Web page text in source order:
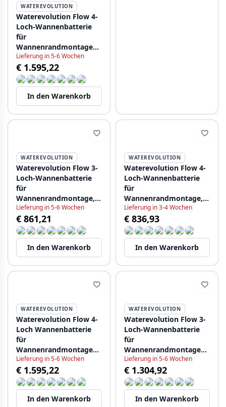
WATEREVOLUTION
Waterevolution Flow 4-
Loch-Wannenbatterie
für
Wannenrandmontage
PVD Gun Metal T138GME
Lieferung in 5-6 Wochen
€ 1.595,22
In den Warenkorb
WATEREVOLUTION
Waterevolution Flow 3-
Loch-Wannenbatterie
für
Wannenrandmontage,
Edelstahl T138SBIE
Lieferung in 5-6 Wochen
€ 861,21
In den Warenkorb
WATEREVOLUTION
Waterevolution Flow 4-
Loch-Wannenbatterie
für
Wannenrandmontage,
gebürstetes Messing
Natur T138
Lieferung in 3-4 Wochen
€ 836,93
In den Warenkorb
WATEREVOLUTION
Waterevolution Flow 4-
Loch Wannenbatterie
für
Wannenrandmontage
PVD Hellgold T138WGE
Lieferung in 5-6 Wochen
€ 1.595,22
In den Warenkorb
WATEREVOLUTION
Waterevolution Flow 3-
Loch-Wannenbatterie
für
Wannenrandmontage
PVD Gun Metal T138GME
Lieferung in 5-6 Wochen
€ 1.304,92
In den Warenkorb